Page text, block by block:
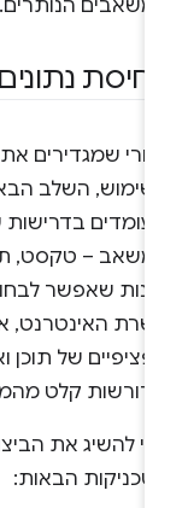
הנותרים.
נתונים
שמגדירים את
השלב הבא
בדרישות
– טקסט,
שאפשר לבחור
האינטרנט,
של תוכן
קלט
להשיג את
הבאות: